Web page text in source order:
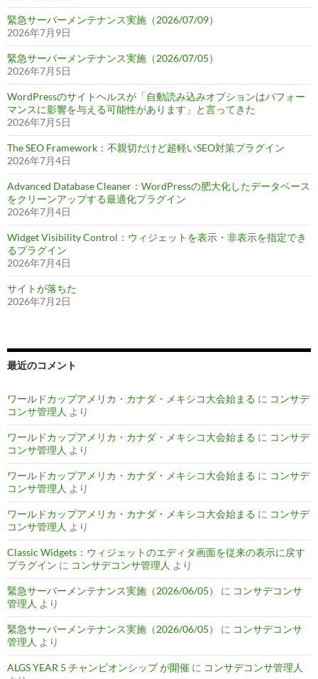
緊急サーバーメンテナンス実施（2026/07/09）
2026年7月9日
緊急サーバーメンテナンス実施（2026/07/05）
2026年7月5日
WordPressのサイトヘルスが「自動読み込みオプションはパフォー
マンスに影響を与える可能性があります」と言ってきた
2026年7月5日
The SEO Framework：不親切だけど超軽いSEO対策プラグイン
2026年7月4日
Advanced Database Cleaner：WordPressの肥大化したデータベース
をクリーンアップする最適化プラグイン
2026年7月4日
Widget Visibility Control：ウィジェットを表示・非表示を指定でき
るプラグイン
2026年7月4日
サイトが落ちた
2026年7月2日
最近のコメント
ワールドカップアメリカ・カナダ・メキシコ大会始まる に コンサデ
コンサ管理人 より
ワールドカップアメリカ・カナダ・メキシコ大会始まる に コンサデ
コンサ管理人 より
ワールドカップアメリカ・カナダ・メキシコ大会始まる に コンサデ
コンサ管理人 より
ワールドカップアメリカ・カナダ・メキシコ大会始まる に コンサデ
コンサ管理人 より
Classic Widgets：ウィジェットのエディタ画面を従来の表示に戻す
プラグイン に コンサデコンサ管理人 より
緊急サーバーメンテナンス実施（2026/06/05） に コンサデコンサ
管理人 より
緊急サーバーメンテナンス実施（2026/06/05） に コンサデコンサ
管理人 より
ALGS YEAR 5 チャンピオンシップ が開催 に コンサデコンサ管理人